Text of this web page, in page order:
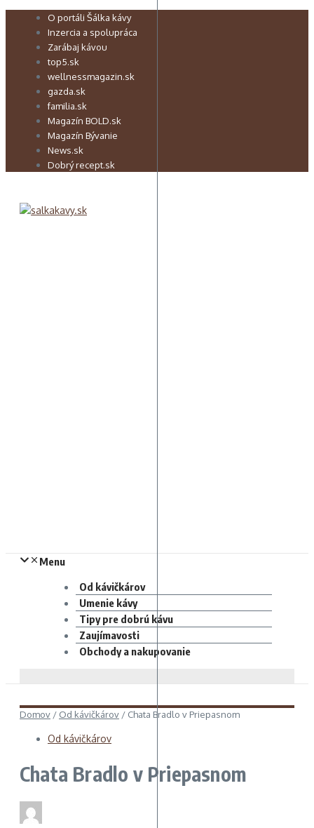
Preskočiť O portáli Šálka kávy
Inzercia a spolupráca
Zarábaj kávou
top5.sk
wellnessmagazin.sk
gazda.sk
familia.sk
Magazín BOLD.sk
Magazín Bývanie
News.sk
Dobrý recept.sk
Menu
Od kávičkárov
Umenie kávy
Tipy pre dobrú kávu
Zaujímavosti
Obchody a nakupovanie
Domov / Od kávičkárov / Chata Bradlo v Priepasnom
Od kávičkárov
Chata Bradlo v Priepasnom